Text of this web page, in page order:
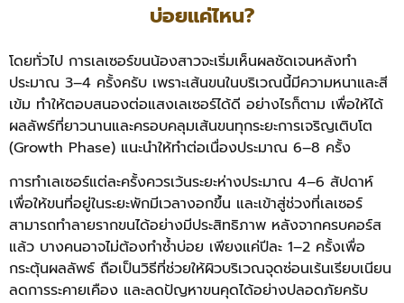
บ่อยแค่ไหน?
โดยทั่วไป การเลเซอร์ขนน้องสาวจะเริ่มเห็นผลชัดเจนหลังทำ
ประมาณ 3–4 ครั้งครับ เพราะเส้นขนในบริเวณนี้มีความหนาและสี
เข้ม ทำให้ตอบสนองต่อแสงเลเซอร์ได้ดี อย่างไรก็ตาม เพื่อให้ได้
ผลลัพธ์ที่ยาวนานและครอบคลุมเส้นขนทุกระยะการเจริญเติบโต
(Growth Phase) แนะนำให้ทำต่อเนื่องประมาณ 6–8 ครั้ง
การทำเลเซอร์แต่ละครั้งควรเว้นระยะห่างประมาณ 4–6 สัปดาห์
เพื่อให้ขนที่อยู่ในระยะพักมีเวลางอกขึ้น และเข้าสู่ช่วงที่เลเซอร์
สามารถทำลายรากขนได้อย่างมีประสิทธิภาพ หลังจากครบคอร์ส
แล้ว บางคนอาจไม่ต้องทำซ้ำบ่อย เพียงแค่ปีละ 1–2 ครั้งเพื่อ
กระตุ้นผลลัพธ์ ถือเป็นวิธีที่ช่วยให้ผิวบริเวณจุดซ่อนเร้นเรียบเนียน
ลดการระคายเคือง และลดปัญหาขนคุดได้อย่างปลอดภัยครับ